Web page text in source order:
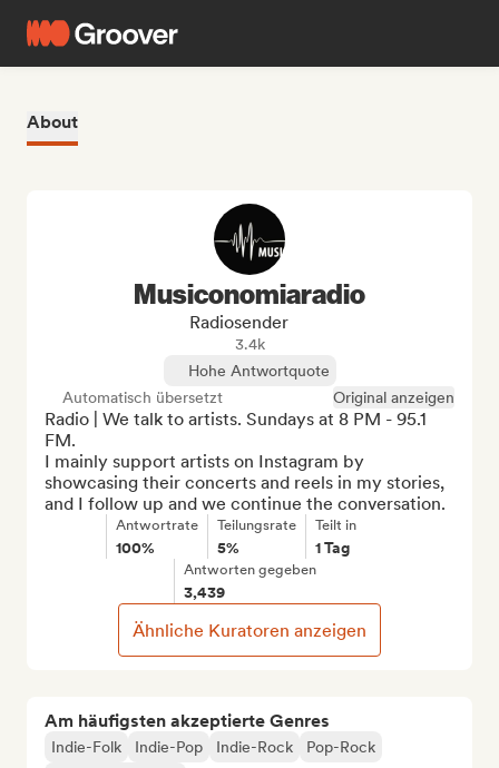
About
Am häufigsten akzeptierte Genres
Indie-Folk Indie-Pop Indie-Rock
Pop-Rock
Musiconomiaradio
Radiosender
3.4k
Hohe Antwortquote
Automatisch übersetzt
Original anzeigen
Radio | We talk to artists. Sundays at 8 PM - 95.1
FM.
I mainly support artists on Instagram by
showcasing their concerts and reels in my stories,
and I follow up and we continue the conversation.
Antwortrate
100%
Teilungsrate
5%
Teilt in
1 Tag
Antworten gegeben
3,439
Ähnliche Kuratoren anzeigen